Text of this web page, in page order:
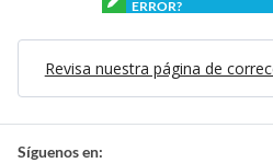
ERROR?
Revisa nuestra página de
Síguenos en: